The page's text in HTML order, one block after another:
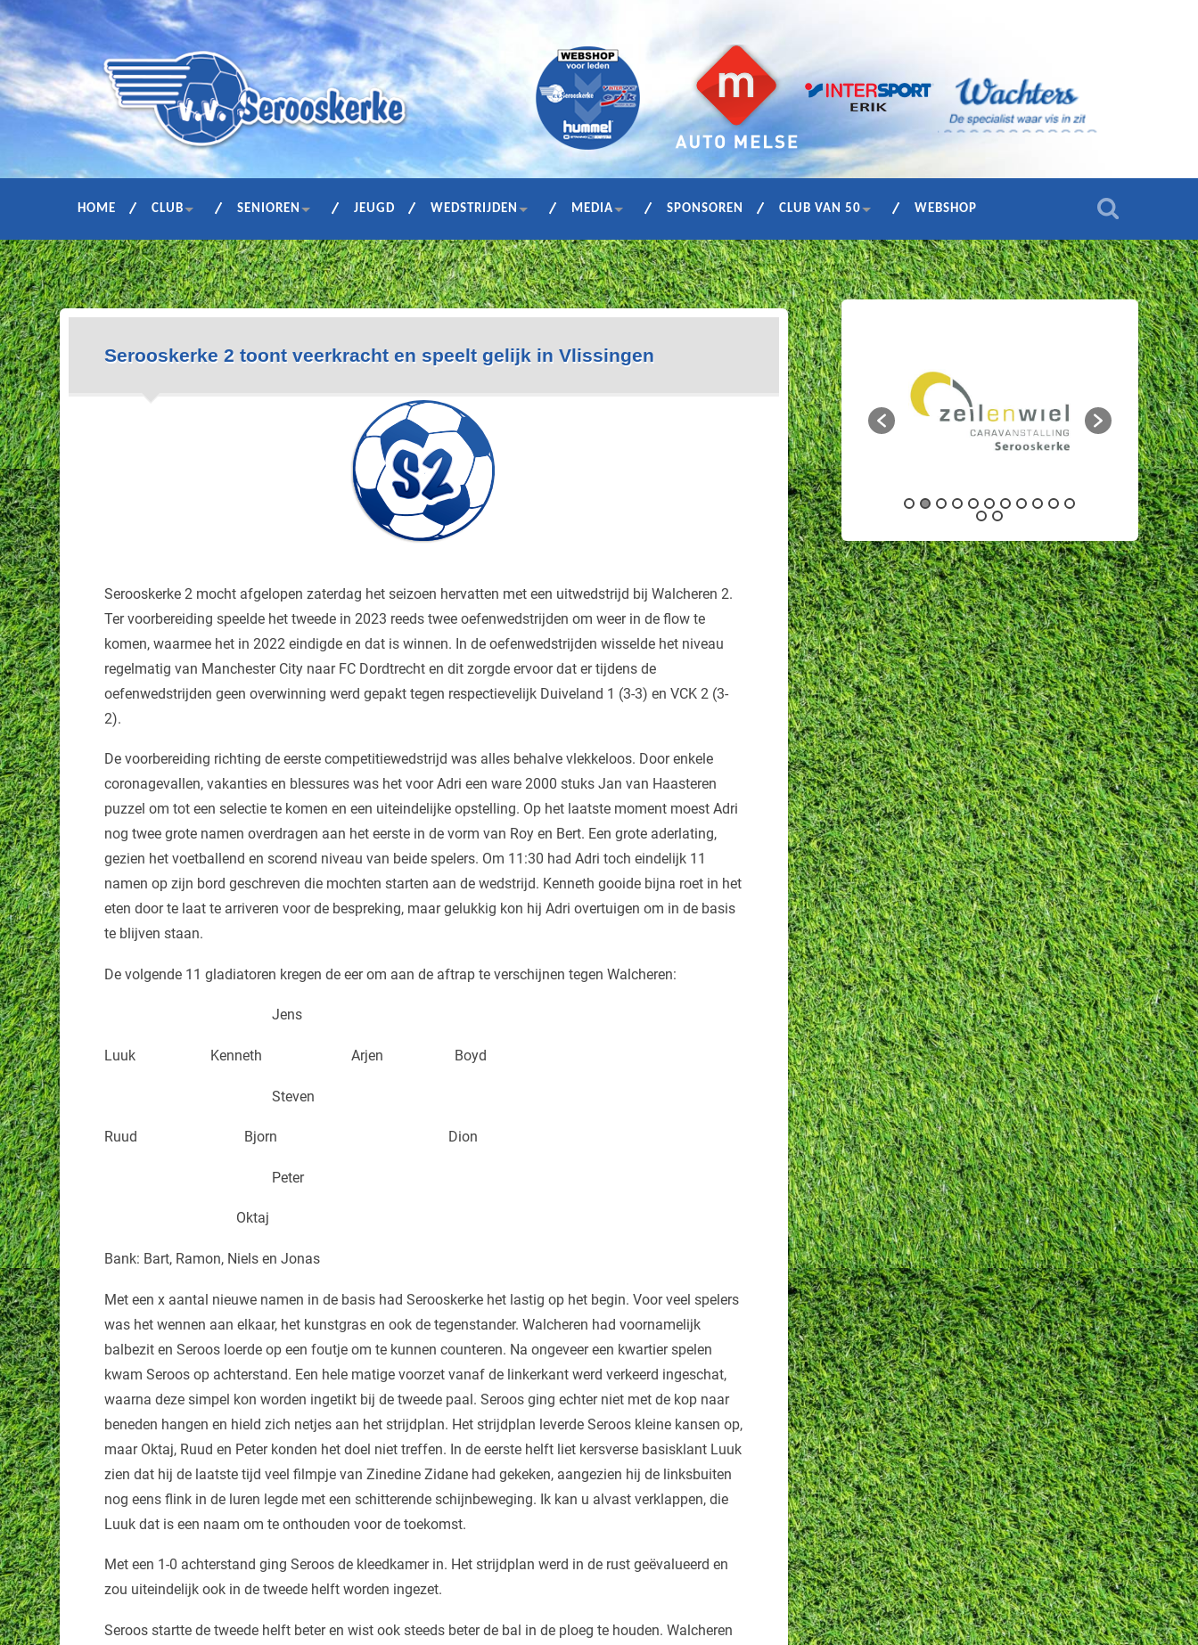
HOME CLUB SENIOREN JEUGD WEDSTRIJDEN MEDIA SPONSOREN CLUB VAN 50 WEBSHOP
Serooskerke 2 toont veerkracht en speelt gelijk in Vlissingen
Serooskerke 2 mocht afgelopen zaterdag het seizoen hervatten met een uitwedstrijd bij Walcheren 2.
Ter voorbereiding speelde het tweede in 2023 reeds twee oefenwedstrijden om weer in de flow te
komen, waarmee het in 2022 eindigde en dat is winnen. In de oefenwedstrijden wisselde het niveau
regelmatig van Manchester City naar FC Dordtrecht en dit zorgde ervoor dat er tijdens de
oefenwedstrijden geen overwinning werd gepakt tegen respectievelijk Duiveland 1 (3-3) en VCK 2 (3-
2).
De voorbereiding richting de eerste competitiewedstrijd was alles behalve vlekkeloos. Door enkele
coronagevallen, vakanties en blessures was het voor Adri een ware 2000 stuks Jan van Haasteren
puzzel om tot een selectie te komen en een uiteindelijke opstelling. Op het laatste moment moest Adri
nog twee grote namen overdragen aan het eerste in de vorm van Roy en Bert. Een grote aderlating,
gezien het voetballend en scorend niveau van beide spelers. Om 11:30 had Adri toch eindelijk 11
namen op zijn bord geschreven die mochten starten aan de wedstrijd. Kenneth gooide bijna roet in het
eten door te laat te arriveren voor de bespreking, maar gelukkig kon hij Adri overtuigen om in de basis
te blijven staan.
De volgende 11 gladiatoren kregen de eer om aan de aftrap te verschijnen tegen Walcheren:
Jens
Luuk Kenneth Arjen Boyd
Steven
Ruud Bjorn Dion
Peter
Oktaj
Bank: Bart, Ramon, Niels en Jonas
Met een x aantal nieuwe namen in de basis had Serooskerke het lastig op het begin. Voor veel spelers
was het wennen aan elkaar, het kunstgras en ook de tegenstander. Walcheren had voornamelijk
balbezit en Seroos loerde op een foutje om te kunnen counteren. Na ongeveer een kwartier spelen
kwam Seroos op achterstand. Een hele matige voorzet vanaf de linkerkant werd verkeerd ingeschat,
waarna deze simpel kon worden ingetikt bij de tweede paal. Seroos ging echter niet met de kop naar
beneden hangen en hield zich netjes aan het strijdplan. Het strijdplan leverde Seroos kleine kansen op,
maar Oktaj, Ruud en Peter konden het doel niet treffen. In de eerste helft liet kersverse basisklant Luuk
zien dat hij de laatste tijd veel filmpje van Zinedine Zidane had gekeken, aangezien hij de linksbuiten
nog eens flink in de luren legde met een schitterende schijnbeweging. Ik kan u alvast verklappen, die
Luuk dat is een naam om te onthouden voor de toekomst.
Met een 1-0 achterstand ging Seroos de kleedkamer in. Het strijdplan werd in de rust geëvalueerd en
zou uiteindelijk ook in de tweede helft worden ingezet.
Seroos startte de tweede helft beter en wist ook steeds beter de bal in de ploeg te houden. Walcheren